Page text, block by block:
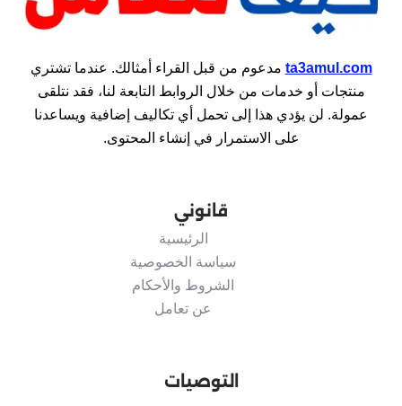
ta3amul.com مدعوم من قبل القراء أمثالك. عندما تشتري
منتجات أو خدمات من خلال الروابط التابعة لنا، فقد نتلقى
عمولة. لن يؤدي هذا إلى تحمل أي تكاليف إضافية ويساعدنا
على الاستمرار في إنشاء المحتوى.
قانوني
الرئيسية
سياسة الخصوصية
الشروط والأحكام
عن تعامل
التوصيات